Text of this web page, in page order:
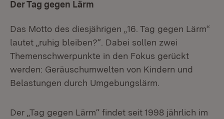
Der Tag gegen Lärm
Das Motto des diesjährigen „16. Tag gegen Lärm“
lautet „ruhig bleiben?“. Dabei sollen zwei
Themenschwerpunkte in den Fokus gerückt
werden: Geräuschumwelten von Kindern und
Belastungen durch Umgebungslärm.
Der „Tag gegen Lärm“ findet seit 1998 jährlich im